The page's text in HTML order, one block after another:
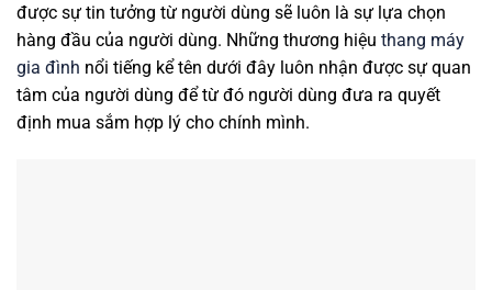
được sự tin tưởng từ người dùng sẽ luôn là sự lựa chọn
hàng đầu của người dùng. Những thương hiệu thang máy
gia đình nổi tiếng kể tên dưới đây luôn nhận được sự quan
tâm của người dùng để từ đó người dùng đưa ra quyết
định mua sắm hợp lý cho chính mình.